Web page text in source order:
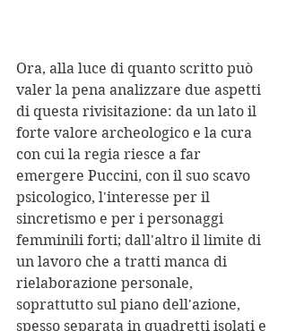
Ora, alla luce di quanto scritto può
valer la pena analizzare due aspetti
di questa rivisitazione: da un lato il
forte valore archeologico e la cura
con cui la regia riesce a far
emergere Puccini, con il suo scavo
psicologico, l'interesse per il
sincretismo e per i personaggi
femminili forti; dall'altro il limite di
un lavoro che a tratti manca di
rielaborazione personale,
soprattutto sul piano dell'azione,
spesso separata in quadretti isolati e